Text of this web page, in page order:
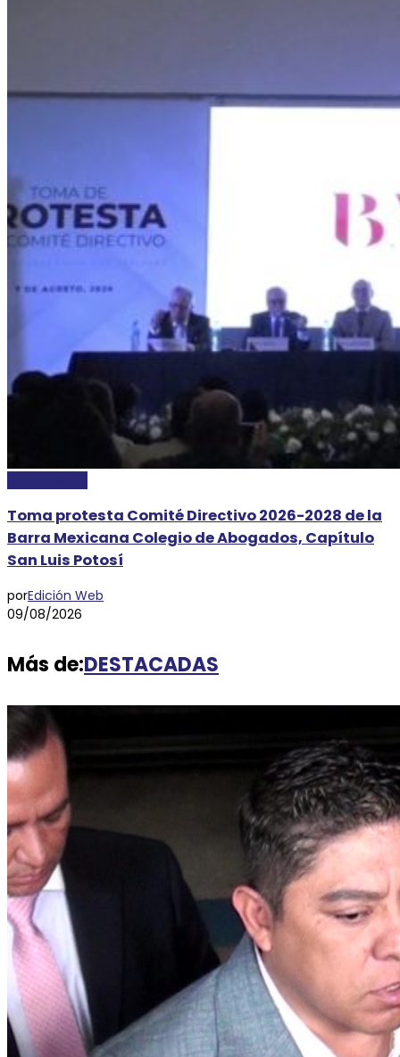
Toma protesta Comité Directivo 2026-2028 de la
Barra Mexicana Colegio de Abogados, Capítulo
San Luis Potosí
porEdición Web
09/08/2026
Más de:DESTACADAS